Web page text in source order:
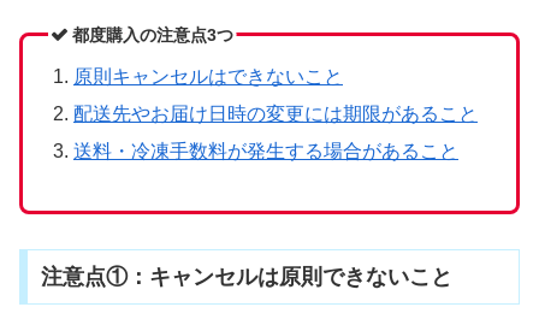
都度購入の注意点3つ
原則キャンセルはできないこと
配送先やお届け日時の変更には期限があること
送料・冷凍手数料が発生する場合があること
注意点①：キャンセルは原則できないこと